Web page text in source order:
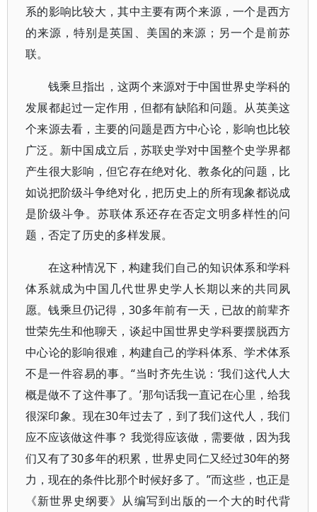
系的影响比较大，其中主要有两个来源，一个是西方
的来源，特别是英国、美国的来源；另一个是前苏
联。
钱乘旦指出，这两个来源对于中国世界史学科的
发展都起过一定作用，但都有缺陷和问题。从英美这
个来源去看，主要的问题是西方中心论，影响也比较
广泛。新中国成立后，苏联史学对中国整个史学界都
产生很大影响，但它存在绝对化、教条化的问题，比
如说把阶级斗争绝对化，把历史上的所有现象都说成
是阶级斗争。苏联体系还存在否定文明多样性的问
题，否定了历史的多样发展。
在这种情况下，构建我们自己的知识体系和学科
体系就成为中国几代世界史学人长期以来的共同夙
愿。钱乘旦仍记得，30多年前有一天，已故的前辈齐
世荣先生和他聊天，谈起中国世界史学科要摆脱西方
中心论的影响很难，构建自己的学科体系、学术体系
不是一件容易的事。“当时齐先生说：‘我们这代人大
概是做不了这件事了。’那句话我一直记在心里，给我
很深印象。现在30年过去了，到了我们这代人，我们
应不应该做这件事？ 我觉得应该做，需要做，因为我
们又有了30多年的积累，世界史同仁又经过30年的努
力，现在的条件比那个时候好多了。”而这些，也正是
《新世界史纲要》从编写到出版的一个大的时代背